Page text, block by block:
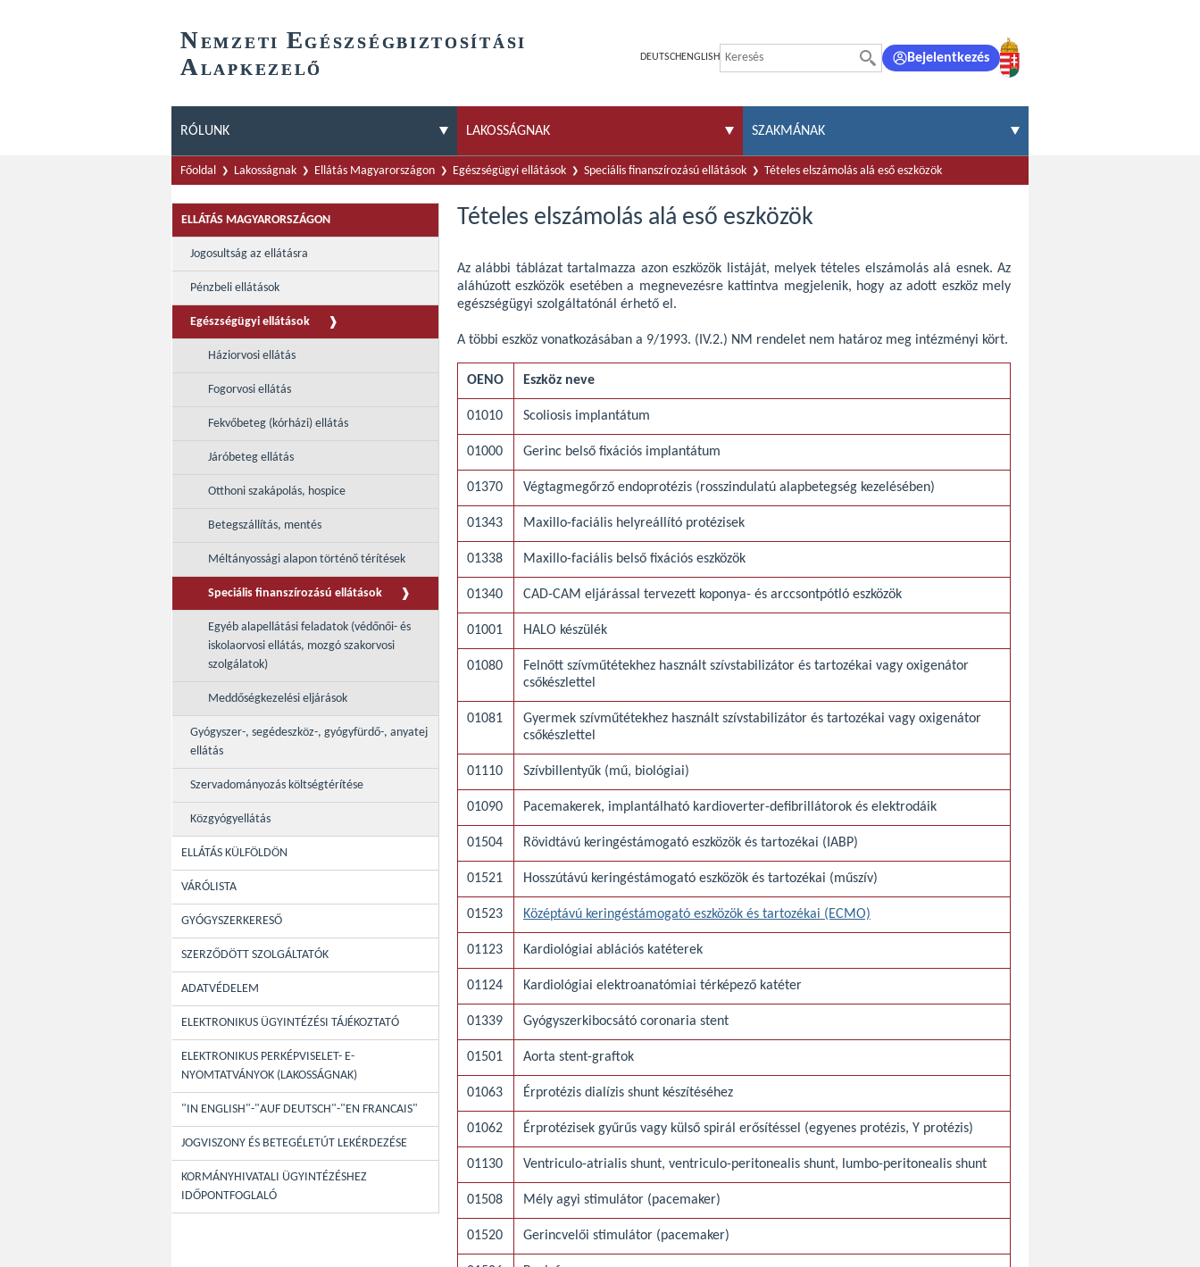
NEMZETI EGÉSZSÉGBIZTOSÍTÁSI
ALAPKEZELŐ
DEUTSCH ENGLISH Bejelentkezés
RÓLUNK LAKOSSÁGNAK SZAKMÁNAK
Főoldal Lakosságnak Ellátás Magyarországon Egészségügyi ellátások Speciális finanszírozású ellátások Tételes elszámolás alá eső eszközök
ELLÁTÁS MAGYARORSZÁGON
Jogosultság az ellátásra
Pénzbeli ellátások
Egészségügyi ellátások
Háziorvosi ellátás
Fogorvosi ellátás
Fekvőbeteg (kórházi) ellátás
Járóbeteg ellátás
Otthoni szakápolás, hospice
Betegszállítás, mentés
Méltányossági alapon történő térítések
Speciális finanszírozású ellátások
Egyéb alapellátási feladatok (védőnői- és
iskolaorvosi ellátás, mozgó szakorvosi
szolgálatok)
Meddőségkezelési eljárások
Gyógyszer-, segédeszköz-, gyógyfürdő-, anyatej
ellátás
Szervadományozás költségtérítése
Közgyógyellátás
ELLÁTÁS KÜLFÖLDÖN
VÁRÓLISTA
GYÓGYSZERKERESŐ
SZERZŐDÖTT SZOLGÁLTATÓK
ADATVÉDELEM
ELEKTRONIKUS ÜGYINTÉZÉSI TÁJÉKOZTATÓ
ELEKTRONIKUS PERKÉPVISELET- E-
NYOMTATVÁNYOK (LAKOSSÁGNAK)
"IN ENGLISH"-"AUF DEUTSCH"-"EN FRANCAIS"
JOGVISZONY ÉS BETEGÉLETÚT LEKÉRDEZÉSE
KORMÁNYHIVATALI ÜGYINTÉZÉSHEZ
IDŐPONTFOGLALÓ
Tételes elszámolás alá eső eszközök
Az alábbi táblázat tartalmazza azon eszközök listáját, melyek tételes elszámolás alá esnek. Az
aláhúzott eszközök esetében a megnevezésre kattintva megjelenik, hogy az adott eszköz mely
egészségügyi szolgáltatónál érhető el.
A többi eszköz vonatkozásában a 9/1993. (IV.2.) NM rendelet nem határoz meg intézményi kört.
OENO Eszköz neve
01010 Scoliosis implantátum
01000 Gerinc belső fixációs implantátum
01370 Végtagmegőrző endoprotézis (rosszindulatú alapbetegség kezelésében)
01343 Maxillo-faciális helyreállító protézisek
01338 Maxillo-faciális belső fixációs eszközök
01340 CAD-CAM eljárással tervezett koponya- és arccsontpótló eszközök
01001 HALO készülék
01080
Felnőtt szívműtétekhez használt szívstabilizátor és tartozékai vagy oxigenátor
csőkészlettel
01081
Gyermek szívműtétekhez használt szívstabilizátor és tartozékai vagy oxigenátor
csőkészlettel
01110 Szívbillentyűk (mű, biológiai)
01090 Pacemakerek, implantálható kardioverter-defibrillátorok és elektrodáik
01504 Rövidtávú keringéstámogató eszközök és tartozékai (IABP)
01521 Hosszútávú keringéstámogató eszközök és tartozékai (műszív)
01523 Középtávú keringéstámogató eszközök és tartozékai (ECMO)
01123 Kardiológiai ablációs katéterek
01124 Kardiológiai elektroanatómiai térképező katéter
01339 Gyógyszerkibocsátó coronaria stent
01501 Aorta stent-graftok
01063 Érprotézis dialízis shunt készítéséhez
01062 Érprotézisek gyűrűs vagy külső spirál erősítéssel (egyenes protézis, Y protézis)
01130 Ventriculo-atrialis shunt, ventriculo-peritonealis shunt, lumbo-peritonealis shunt
01508 Mély agyi stimulátor (pacemaker)
01520 Gerincvelői stimulátor (pacemaker)